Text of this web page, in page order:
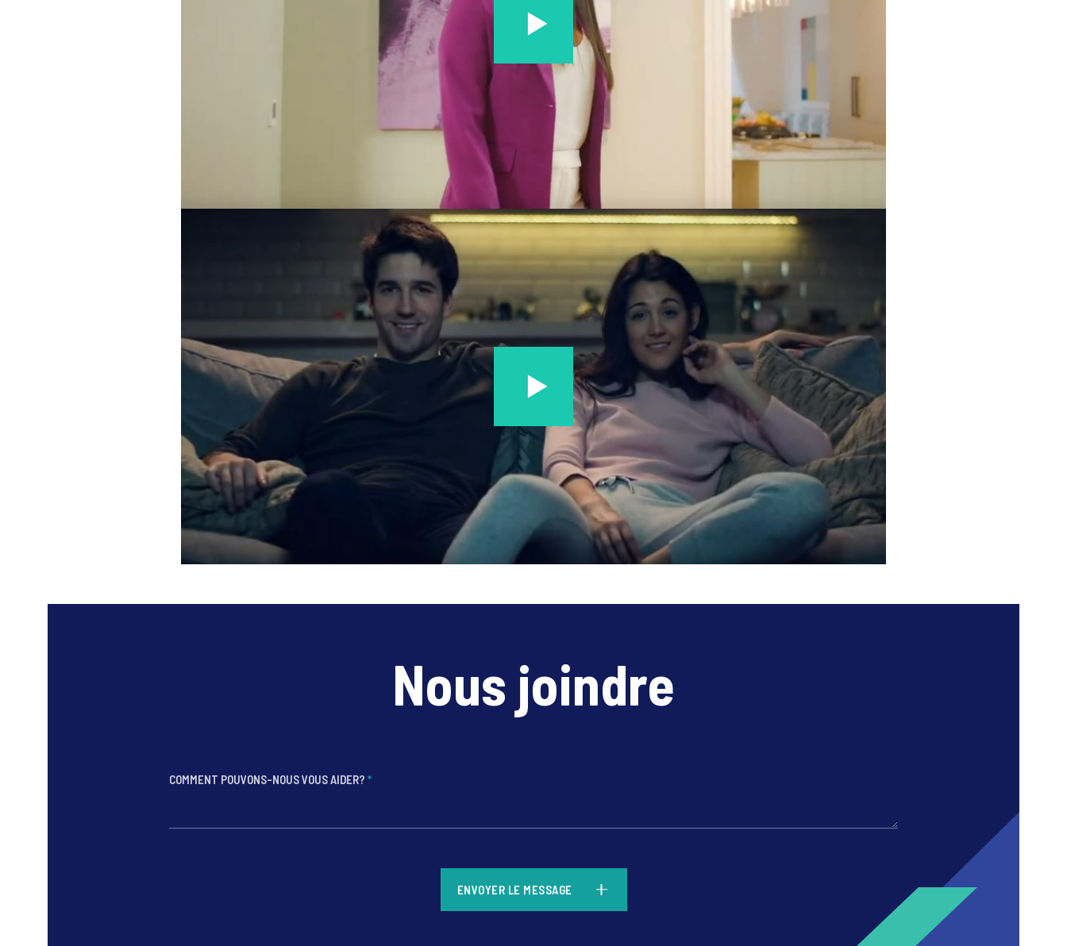
Nous joindre
COMMENT POUVONS-NOUS VOUS AIDER? *
ENVOYER LE MESSAGE